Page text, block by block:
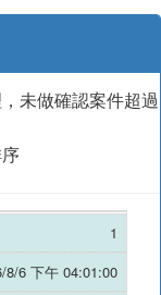
未做確認案件超過
1
8/6 下午 04:01:00